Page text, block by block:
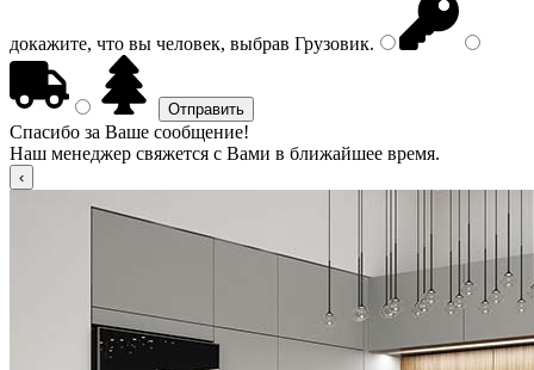
докажите, что вы человек, выбрав Грузовик.
Спасибо за Ваше сообщение!
Наш менеджер свяжется с Вами в ближайшее время.